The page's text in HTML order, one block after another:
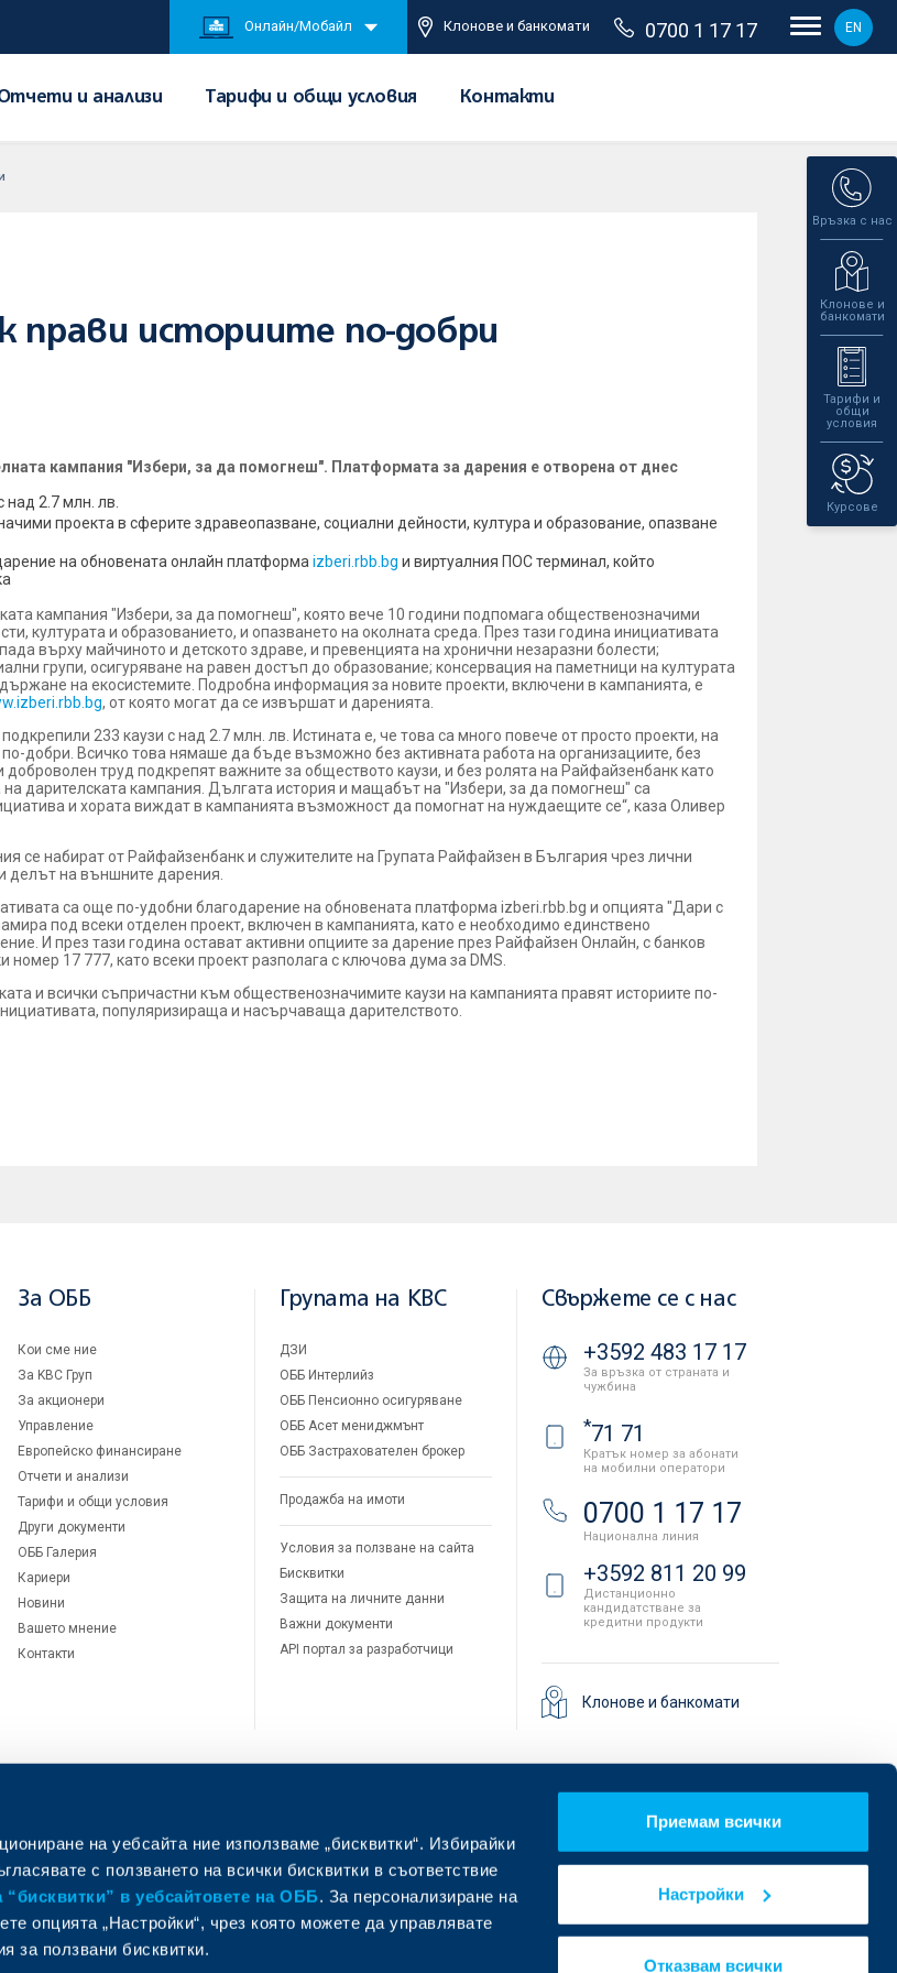
на уебсайта ние използваме „бисквитки“. Избирайки
с ползването на всички бисквитки в съответствие
в уебсайтовете на ОББ. За персонализиране на
опцията „Настройки“, чрез която можете да управлявате
за ползвани бисквитки.
Приемам всички
Настройки
Отказвам всички
Онлайн/Мобайл Клонове и банкомати 0700 1 17 17 EN
и анализи Тарифи и общи условия Контакти
Връзка с нас
Клонове и
банкомати
Тарифи и
общи
условия
Курсове
прави историите по-добри
кампания "Избери, за да помогнеш". Платформата за дарения е отворена от днес
над 2.7 млн. лв.
проекта в сферите здравеопазване, социални дейности, култура и образование, опазване
на обновената онлайн платформа izberi.rbb.bg и виртуалния ПОС терминал, който
кампания "Избери, за да помогнеш", която вече 10 години подпомага общественозначими
културата и образованието, и опазването на околната среда. През тази година инициативата
върху майчиното и детското здраве, и превенцията на хронични незаразни болести;
групи, осигуряване на равен достъп до образование; консервация на паметници на културата
на екосистемите. Подробна информация за новите проекти, включени в кампанията, е
, от която могат да се извършат и даренията.
233 каузи с над 2.7 млн. лв. Истината е, че това са много повече от просто проекти, на
добри. Всичко това нямаше да бъде възможно без активната работа на организациите, без
труд подкрепят важните за обществото каузи, и без ролята на Райфайзенбанк като
на дарителската кампания. Дългата история и мащабът на "Избери, за да помогнеш" са
и хората виждат в кампанията възможност да помогнат на нуждаещите се“, каза Оливер
се набират от Райфайзенбанк и служителите на Групата Райфайзен в България чрез лични
делът на външните дарения.
са още по-удобни благодарение на обновената платформа izberi.rbb.bg и опцията "Дари с
под всеки отделен проект, включен в кампанията, като е необходимо единствено
И през тази година остават активни опциите за дарение през Райфайзен Онлайн, с банков
17 777, като всеки проект разполага с ключова дума за DMS.
и всички съпричастни към общественозначимите каузи на кампанията правят историите по-
популяризираща и насърчаваща дарителството.
За ОББ
Кои сме ние
За KBC Груп
За акционери
Управление
Европейско финансиране
Отчети и анализи
Тарифи и общи условия
Други документи
ОББ Галерия
Кариери
Новини
Вашето мнение
Контакти
Групата на KBC
ДЗИ
ОББ Интерлийз
ОББ Пенсионно осигуряване
ОББ Асет мениджмънт
ОББ Застрахователен брокер
Продажба на имоти
Условия за ползване на сайта
Бисквитки
Защита на личните данни
Важни документи
API портал за разработчици
Свържете се с нас
+3592 483 17 17
За връзка от страната и
чужбина
*71 71
Кратък номер за абонати
на мобилни оператори
0700 1 17 17
Национална линия
+3592 811 20 99
Дистанционно
кандидатстване за
кредитни продукти
Клонове и банкомати
Намерете ни в социалните мрежи: